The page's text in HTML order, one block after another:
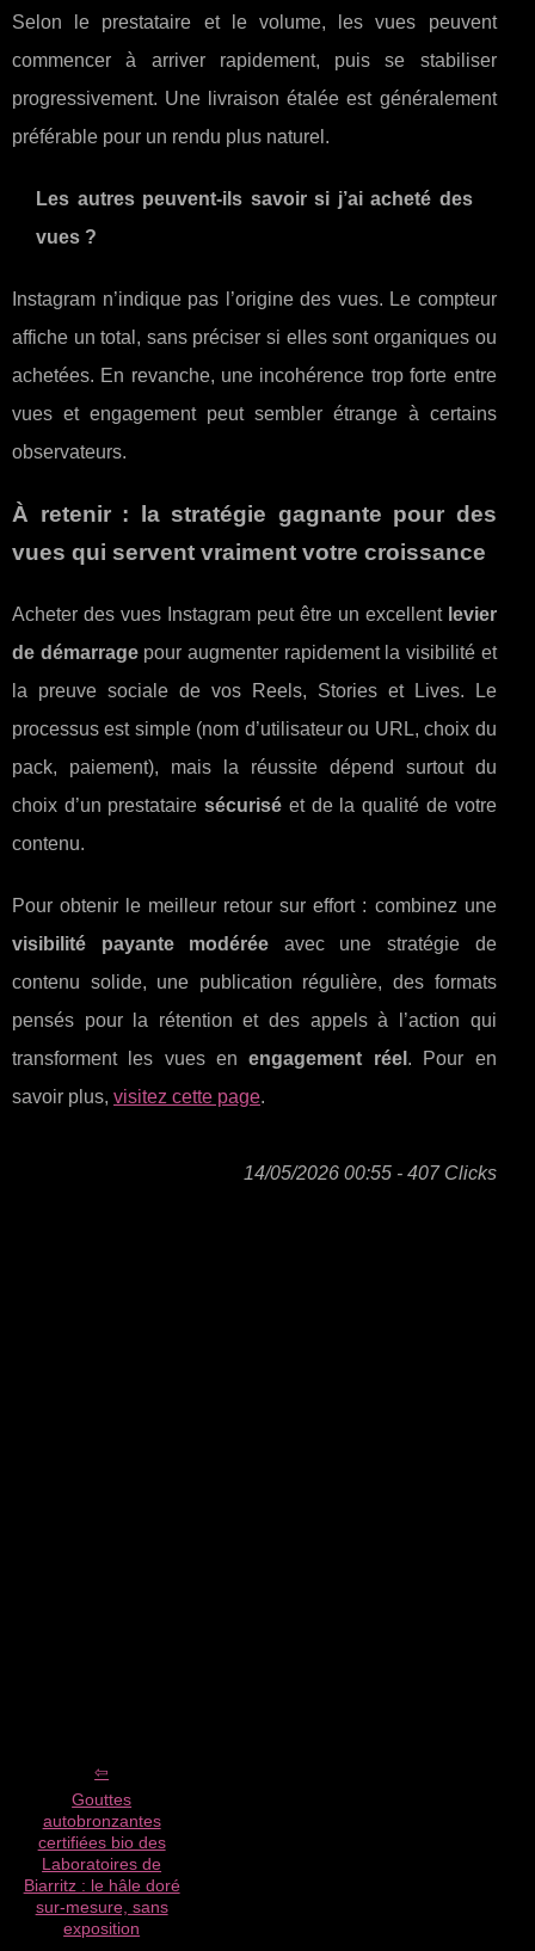
Selon le prestataire et le volume, les vues peuvent
commencer à arriver rapidement, puis se stabiliser
progressivement. Une livraison étalée est généralement
préférable pour un rendu plus naturel.
Les autres peuvent-ils savoir si j’ai acheté des
vues ?
Instagram n’indique pas l’origine des vues. Le compteur
affiche un total, sans préciser si elles sont organiques ou
achetées. En revanche, une incohérence trop forte entre
vues et engagement peut sembler étrange à certains
observateurs.
À retenir : la stratégie gagnante pour des
vues qui servent vraiment votre croissance
Acheter des vues Instagram peut être un excellent levier
de démarragepour augmenter rapidement la visibilité et
la preuve sociale de vos Reels, Stories et Lives. Le
processus est simple (nom d’utilisateur ou URL, choix du
pack, paiement), mais la réussite dépend surtout du
choix d’un prestatairesécurisé et de la qualité de votre
contenu.
Pour obtenir le meilleur retour sur effort : combinez une
visibilité payante modérée avec une stratégie de
contenu solide, une publication régulière, des formats
pensés pour la rétention et des appels à l’action qui
transforment les vues enengagement réel . Pour en
savoir plus, visitez cette page.
14/05/2026 00:55 - 407 Clicks
Gouttes
autobronzantes
certifiées bio des
Laboratoires de
Biarritz : le hâle doré
sur-mesure, sans
exposition